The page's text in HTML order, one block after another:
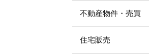
不動産物件・売買
住宅販売